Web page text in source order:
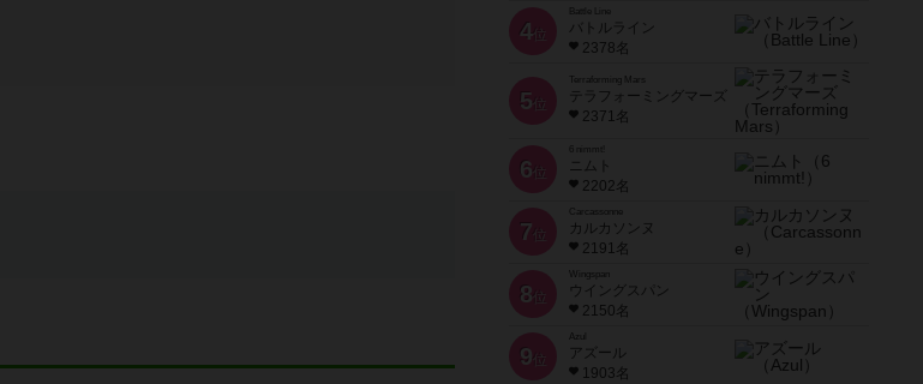
4位
Battle Line
バトルライン
2378名
5 位
Terraforming Mars
テラフォーミングマーズ
2371名
6 位
ニムト
2202名
7 位
Carcassonne
カルカソンヌ
2191名
8 位
Wingspan
ウイングスパン
2150名
9 位
Azul
アズール
1903名